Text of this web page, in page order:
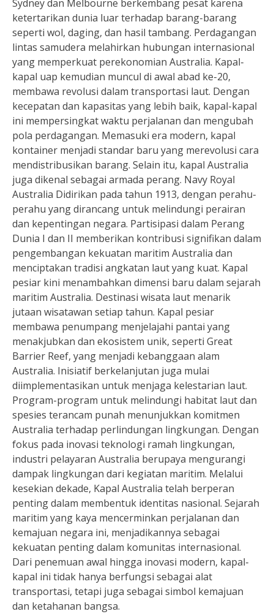
Sydney dan Melbourne berkembang pesat karena
ketertarikan dunia luar terhadap barang-barang
seperti wol, daging, dan hasil tambang. Perdagangan
lintas samudera melahirkan hubungan internasional
yang memperkuat perekonomian Australia. Kapal-
kapal uap kemudian muncul di awal abad ke-20,
membawa revolusi dalam transportasi laut. Dengan
kecepatan dan kapasitas yang lebih baik, kapal-kapal
ini mempersingkat waktu perjalanan dan mengubah
pola perdagangan. Memasuki era modern, kapal
kontainer menjadi standar baru yang merevolusi cara
mendistribusikan barang. Selain itu, kapal Australia
juga dikenal sebagai armada perang. Navy Royal
Australia Didirikan pada tahun 1913, dengan perahu-
perahu yang dirancang untuk melindungi perairan
dan kepentingan negara. Partisipasi dalam Perang
Dunia I dan II memberikan kontribusi signifikan dalam
pengembangan kekuatan maritim Australia dan
menciptakan tradisi angkatan laut yang kuat. Kapal
pesiar kini menambahkan dimensi baru dalam sejarah
maritim Australia. Destinasi wisata laut menarik
jutaan wisatawan setiap tahun. Kapal pesiar
membawa penumpang menjelajahi pantai yang
menakjubkan dan ekosistem unik, seperti Great
Barrier Reef, yang menjadi kebanggaan alam
Australia. Inisiatif berkelanjutan juga mulai
diimplementasikan untuk menjaga kelestarian laut.
Program-program untuk melindungi habitat laut dan
spesies terancam punah menunjukkan komitmen
Australia terhadap perlindungan lingkungan. Dengan
fokus pada inovasi teknologi ramah lingkungan,
industri pelayaran Australia berupaya mengurangi
dampak lingkungan dari kegiatan maritim. Melalui
kesekian dekade, Kapal Australia telah berperan
penting dalam membentuk identitas nasional. Sejarah
maritim yang kaya mencerminkan perjalanan dan
kemajuan negara ini, menjadikannya sebagai
kekuatan penting dalam komunitas internasional.
Dari penemuan awal hingga inovasi modern, kapal-
kapal ini tidak hanya berfungsi sebagai alat
transportasi, tetapi juga sebagai simbol kemajuan
dan ketahanan bangsa.